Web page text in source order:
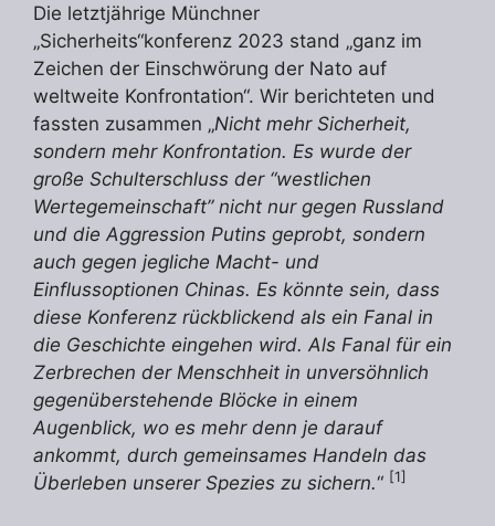
Die letztjährige Münchner
„Sicherheits“konferenz 2023 stand „ganz im
Zeichen der Einschwörung der Nato auf
weltweite Konfrontation“. Wir berichteten und
fassten zusammen „Nicht mehr Sicherheit,
sondern mehr Konfrontation. Es wurde der
große Schulterschluss der “westlichen
Wertegemeinschaft” nicht nur gegen Russland
und die Aggression Putins geprobt, sondern
auch gegen jegliche Macht- und
Einflussoptionen Chinas. Es könnte sein, dass
diese Konferenz rückblickend als ein Fanal in
die Geschichte eingehen wird. Als Fanal für ein
Zerbrechen der Menschheit in unversöhnlich
gegenüberstehende Blöcke in einem
Augenblick, wo es mehr denn je darauf
ankommt, durch gemeinsames Handeln das
Überleben unserer Spezies zu sichern.“ [1]